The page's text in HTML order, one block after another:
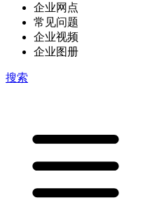
企业网点
常见问题
企业视频
企业图册
搜索